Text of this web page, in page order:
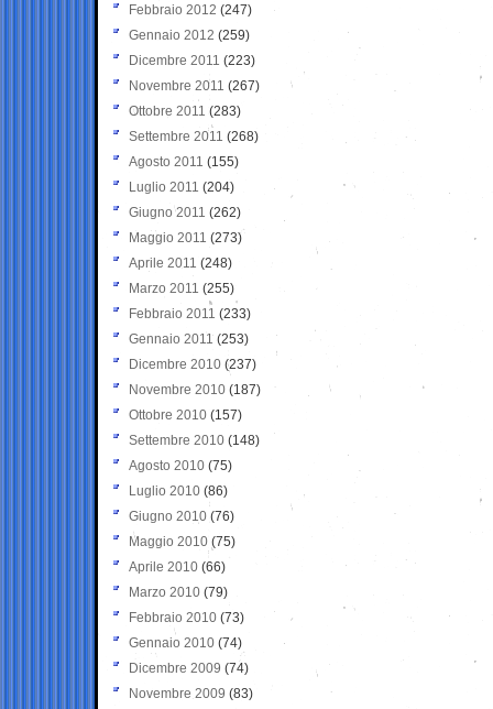
Febbraio 2012 (247)
Gennaio 2012 (259)
Dicembre 2011 (223)
Novembre 2011 (267)
Ottobre 2011 (283)
Settembre 2011 (268)
Agosto 2011 (155)
Luglio 2011 (204)
Giugno 2011 (262)
Maggio 2011 (273)
Aprile 2011 (248)
Marzo 2011 (255)
Febbraio 2011 (233)
Gennaio 2011 (253)
Dicembre 2010 (237)
Novembre 2010 (187)
Ottobre 2010 (157)
Settembre 2010 (148)
Agosto 2010 (75)
Luglio 2010 (86)
Giugno 2010 (76)
Maggio 2010 (75)
Aprile 2010 (66)
Marzo 2010 (79)
Febbraio 2010 (73)
Gennaio 2010 (74)
Dicembre 2009 (74)
Novembre 2009 (83)